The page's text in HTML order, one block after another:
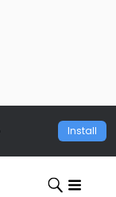
Install